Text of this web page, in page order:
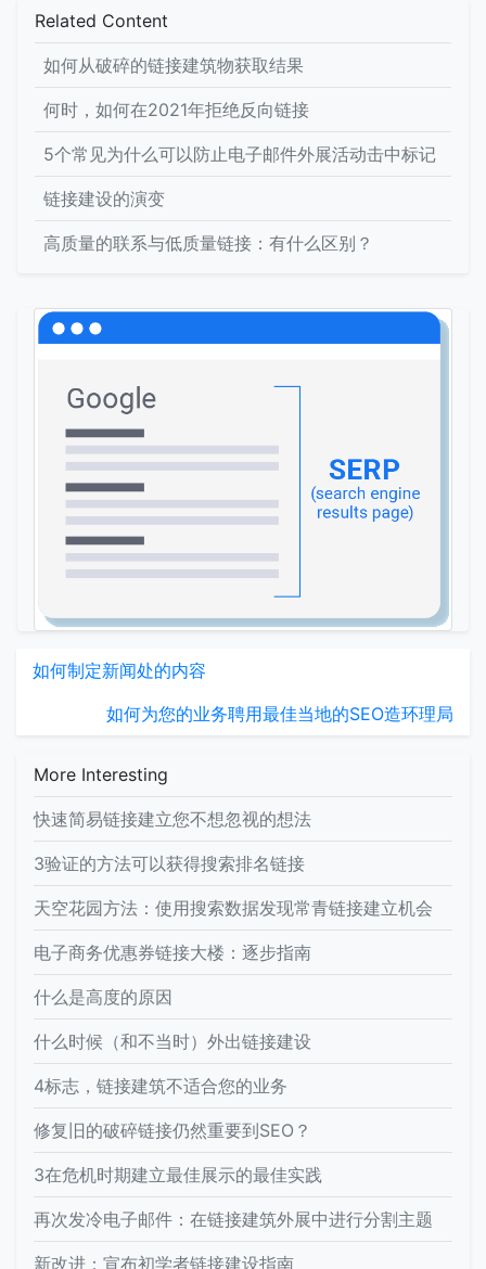
Related Content
如何从破碎的链接建筑物获取结果
何时，如何在2021年拒绝反向链接
5个常见为什么可以防止电子邮件外展活动击中标记
链接建设的演变
高质量的联系与低质量链接：有什么区别？
如何制定新闻处的内容
如何为您的业务聘用最佳当地的SEO造环理局
More Interesting
快速简易链接建立您不想忽视的想法
3验证的方法可以获得搜索排名链接
天空花园方法：使用搜索数据发现常青链接建立机会
电子商务优惠券链接大楼：逐步指南
什么是高度的原因
什么时候（和不当时）外出链接建设
4标志，链接建筑不适合您的业务
修复旧的破碎链接仍然重要到SEO？
3在危机时期建立最佳展示的最佳实践
再次发冷电子邮件：在链接建筑外展中进行分割主题
新改进：宣布初学者链接建设指南